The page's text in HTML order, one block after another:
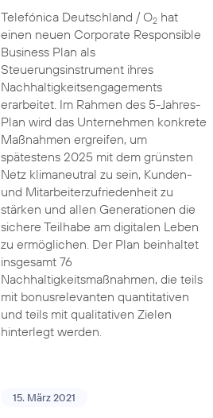
Telefónica Deutschland / O2hat
einen neuen Corporate Responsible
Business Plan als
Steuerungsinstrument ihres
Nachhaltigkeitsengagements
erarbeitet. Im Rahmen des 5-Jahres-
Plan wird das Unternehmen konkrete
Maßnahmen ergreifen, um
spätestens 2025 mit dem grünsten
Netz klimaneutral zu sein, Kunden-
und Mitarbeiterzufriedenheit zu
stärken und allen Generationen die
sichere Teilhabe am digitalen Leben
zu ermöglichen. Der Plan beinhaltet
insgesamt 76
Nachhaltigkeitsmaßnahmen, die teils
mit bonusrelevanten quantitativen
und teils mit qualitativen Zielen
hinterlegt werden.
15. März 2021